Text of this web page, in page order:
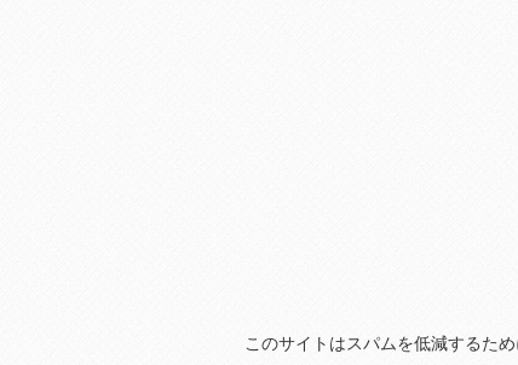
このサイトはスパムを低減するため